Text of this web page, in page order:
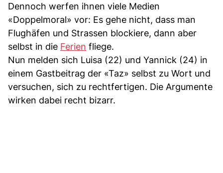
Dennoch werfen ihnen viele Medien
«Doppelmoral» vor: Es gehe nicht, dass man
Flughäfen und Strassen blockiere, dann aber
selbst in die Ferien fliege.
Nun melden sich Luisa (22) und Yannick (24) in
einem Gastbeitrag der «Taz» selbst zu Wort und
versuchen, sich zu rechtfertigen. Die Argumente
wirken dabei recht bizarr.